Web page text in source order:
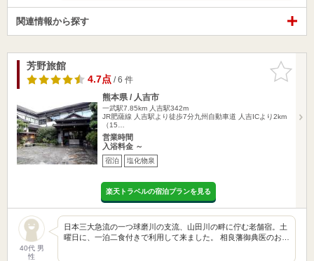
関連情報から探す
お気に入
りに追加
芳野旅館
4.7点/ 6 件
熊本県 / 人吉市
一武駅7.85km 人吉駅342m
JR肥薩線 人吉駅より徒歩7分九州自動車道 人吉ICより2km
（15…
営業時間
入浴料金 ～
宿泊 塩化物泉
楽天トラベルの宿泊プランを見る
40代 男
性
日本三大急流の一つ球磨川の支流、山田川の畔に佇む老舗宿。土
曜日に、一泊二食付きで利用して来ました。 相良藩御典医のお…